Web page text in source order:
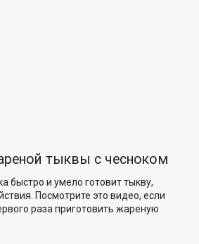
тыквы с чесноком
быстро и умело готовит тыкву,
Посмотрите это видео, если
раза приготовить жареную